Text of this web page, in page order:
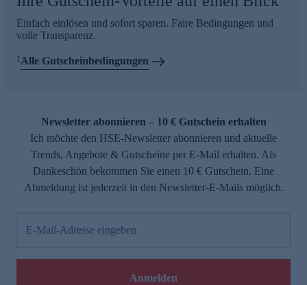
Einfach einlösen und sofort sparen. Faire Bedingungen und
volle Transparenz.
1 Alle Gutscheinbedingungen
Newsletter abonnieren – 10 € Gutschein erhalten
Ich möchte den HSE-Newsletter abonnieren und aktuelle
Trends, Angebote & Gutscheine per E-Mail erhalten. Als
Dankeschön bekommen Sie einen 10 € Gutschein. Eine
Abmeldung ist jederzeit in den Newsletter-E-Mails möglich.
E-Mail-Adresse eingeben
Anmelden